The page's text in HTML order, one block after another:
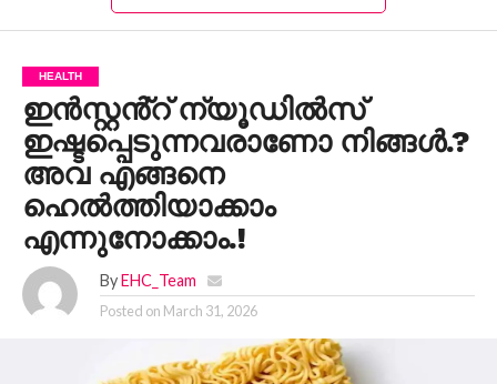
HEALTH
ഇൻസ്റ്റൻ്റ് ന്യൂഡിൽസ്
ഇഷ്ടപ്പെടുന്നവരാണോ നിങ്ങൾ.?
അവ എങ്ങനെ
ഹെൽത്തിയാക്കാം
എന്നുനോക്കാം.!
By EHC_Team
Posted on March 31, 2026